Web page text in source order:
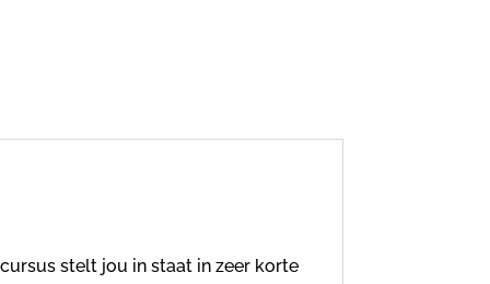
stelt jou in staat in zeer korte